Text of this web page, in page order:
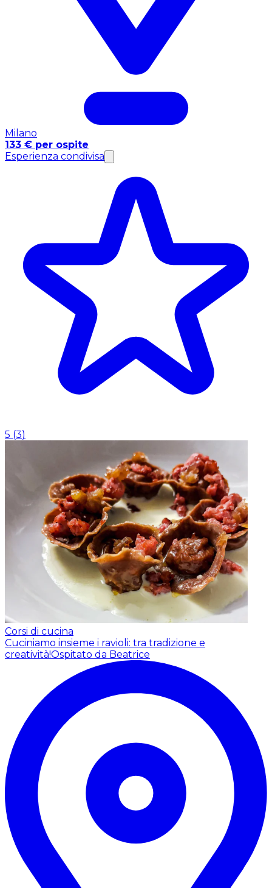
Milano
133 € per ospite
Esperienza condivisa
5 (3)
Corsi di cucina
Cuciniamo insieme i ravioli: tra tradizione e
creatività!Ospitato da Beatrice